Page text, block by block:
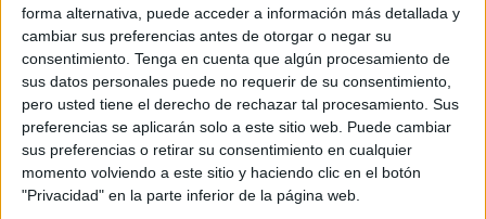
forma alternativa, puede acceder a información más detallada y
cambiar sus preferencias antes de otorgar o negar su
consentimiento. Tenga en cuenta que algún procesamiento de
sus datos personales puede no requerir de su consentimiento,
pero usted tiene el derecho de rechazar tal procesamiento. Sus
preferencias se aplicarán solo a este sitio web. Puede cambiar
sus preferencias o retirar su consentimiento en cualquier
momento volviendo a este sitio y haciendo clic en el botón
"Privacidad" en la parte inferior de la página web.
de estas disciplinas en la ciudad.
Desde la Federación han mostradosu satisfacción por la
respuesta obtenida en esta iniciativa, destacando el
interés creciente que existe por los deportes
vinculados al entorno natural. Este nuevo curso nace
tras el éxito alcanzado recientemente con el curso de
iniciación al senderismo, una experiencia muy positiva que